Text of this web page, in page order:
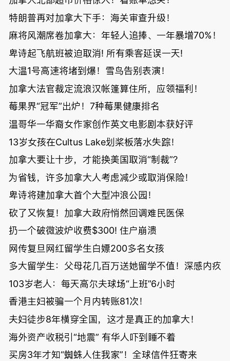
特朗普再对加拿大下手：海关审查升级！
麻将风潮席卷加拿大：年轻人追捧、一年暴增70%！
卑诗起飞航班被迫取消! 所有乘客延误一天!
大温1号高速将堵到爆！雪鸟告别表演！
加拿大法官裁定流浪汉帐篷算住所，应领福利！
莓果界“冠军”出炉！7种莓果健康排名
温哥华一华裔女作家创作英文电影剧本获好评
13岁女孩在Cultus Lake划桨板落水失踪！
加拿大要让十步，才能换美国取消“制裁”？
为省钱，许多加拿大人考虑减少或取消保险！
卑诗将建加拿大首个大型冲浪公园！
砍了又恢复！加拿大政府悄然回调难民医保
扔一个破微波炉收费$300! 住户崩溃
网传复旦网红留学生白嫖200多名女孩
多大留学生：父母花几百万送她留学不值！深感内疚！
103岁老人：每天高尔夫球场“上班”6小时
香港主妇被骗一个月内转账81次！
夫妇徒步8年横穿全国，这才是真正的加拿大！
海外资产收税引“地震” 有华人吓到睡不着
买房3年才知“蜘蛛人住我家”！全球信件狂寄来